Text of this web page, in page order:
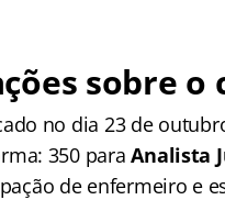
sobre o
no dia 23 de
350 paraAnalista
de enfermeiro e